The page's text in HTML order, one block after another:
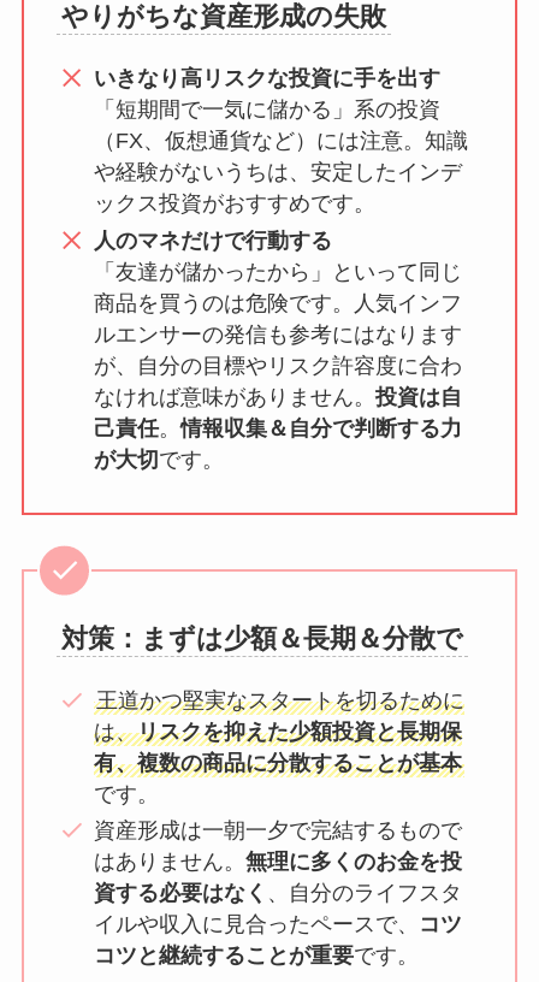
やりがちな資産形成の失敗
いきなり高リスクな投資に手を出す
「短期間で一気に儲かる」系の投資
（FX、仮想通貨など）には注意。知識
や経験がないうちは、安定したインデ
ックス投資がおすすめです。
人のマネだけで行動する
「友達が儲かったから」といって同じ
商品を買うのは危険です。人気インフ
ルエンサーの発信も参考にはなります
が、自分の目標やリスク許容度に合わ
なければ意味がありません。投資は自
己責任。情報収集＆自分で判断する力
が大切です。
対策：まずは少額＆長期＆分散で
王道かつ堅実なスタートを切るために
は、リスクを抑えた少額投資と長期保
有、複数の商品に分散することが基本
です。
資産形成は一朝一夕で完結するもので
はありません。無理に多くのお金を投
資する必要はなく 、自分のライフスタ
イルや収入に見合ったペースで、 コツ
コツと継続することが重要です。